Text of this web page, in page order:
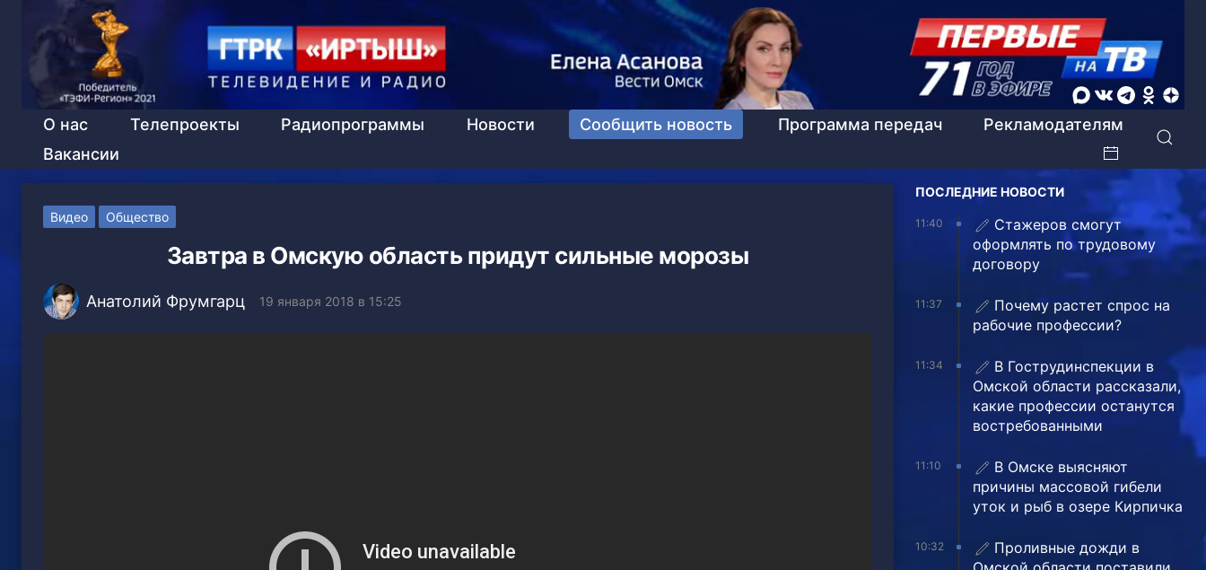
О нас Телепроекты Радиопрограммы Новости Сообщить новость Программа передач
Рекламодателям
Вакансии
Видео Общество
Завтра в Омскую область придут сильные морозы
Анатолий Фрумгарц 19 января 2018 в 15:25
ПОСЛЕДНИЕ НОВОСТИ
11:40
Стажеров смогут
оформлять по трудовому
договору
11:37
Почему растет спрос на
рабочие профессии?
11:34
В Гострудинспекции в
Омской области рассказали,
какие профессии останутся
востребованными
11:10
В Омске выясняют
причины массовой гибели
уток и рыб в озере Кирпичка
10:32
Проливные дожди в